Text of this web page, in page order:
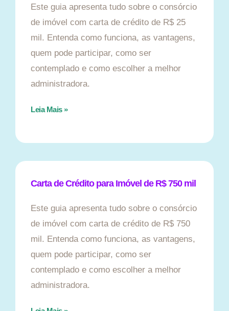
Este guia apresenta tudo sobre o consórcio
de imóvel com carta de crédito de R$ 25
mil. Entenda como funciona, as vantagens,
quem pode participar, como ser
contemplado e como escolher a melhor
administradora.
Leia Mais »
Carta de Crédito para Imóvel de R$ 750 mil
Este guia apresenta tudo sobre o consórcio
de imóvel com carta de crédito de R$ 750
mil. Entenda como funciona, as vantagens,
quem pode participar, como ser
contemplado e como escolher a melhor
administradora.